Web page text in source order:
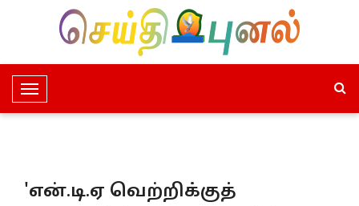
T
o
e
'என்.டி.ஏ வெற்றிக்குத்